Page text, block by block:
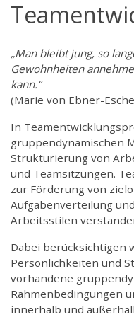
„Man bleibt jung, so
Gewohnheiten
kann.“
(Marie von Ebner-
In
gruppendynamischen
Strukturierung von
und Teamsitzungen.
zur Förderung von
Aufgabenverteilung
Arbeitsstilen
Dabei berücksichtigen
Persönlichkeiten und
vorhandene
Rahmenbedingungen
innerhalb und